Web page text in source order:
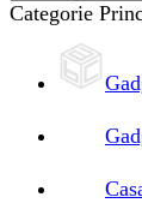
Categorie